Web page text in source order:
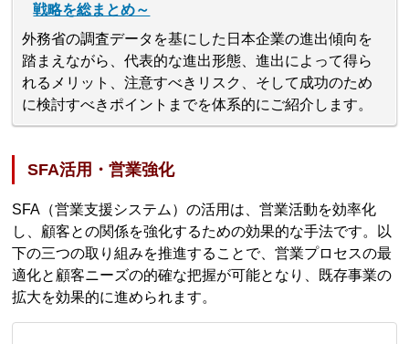
戦略を総まとめ～
外務省の調査データを基にした日本企業の進出傾向を
踏まえながら、代表的な進出形態、進出によって得ら
れるメリット、注意すべきリスク、そして成功のため
に検討すべきポイントまでを体系的にご紹介します。
SFA活用・営業強化
SFA（営業支援システム）の活用は、営業活動を効率化
し、顧客との関係を強化するための効果的な手法です。以
下の三つの取り組みを推進することで、営業プロセスの最
適化と顧客ニーズの的確な把握が可能となり、既存事業の
拡大を効果的に進められます。